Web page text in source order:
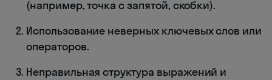
(например, точка с запятой, скобки).
Использование неверных ключевых слов или
операторов.
Неправильная структура выражений и